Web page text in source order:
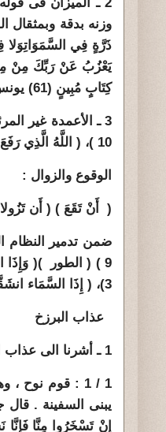
وزنه بدقة وبمثقال
ذَرَّةٍ فِي السَّمَوَاتِ
يَعْزُبُ عَنْ رَبِّكَ مِنْ
كِتَابٍ مُبِينٍ (61) يونس )
3 ـ الأعمدة غير
10 )، ( اللَّهُ الَّذِي رَفَعَ السَّمَاوَاتِ بِغَيْرِ عَمَدٍ تَرَوْنَهَا ) ( الرعد 2 )
الوقوع والزوال :
( أَنْ تَقَعَ ) ( أَن تَزُولا
ضمن تدمير النظام
3)، ( إِذَا السَّمَاء انشَقَّتْ )( الانشقاق 1 ).
عذاب البرزخ
1 ـ أشرنا الى عذاب البرزخ ، وهو مستمر فى هذه الدنيا ، وأصحابه هم :
1 / 1 : قوم
يبنى السفينة .